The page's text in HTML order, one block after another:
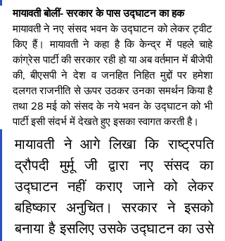
मायावती बोलीं- सरकार के पास उद्घाटन का हक
मायावती ने नए संसद भवन के उद्घाटन को लेकर ट्वीट
किए हैं। मायावती ने कहा है क‍ि केन्द्र में पहले चाहे
कांग्रेस पार्टी की सरकार रही हो या अब वर्तमान में बीजेपी
की, बीएसपी ने देश व जनहित निहित मुद्दों पर हमेशा
दलगत राजनीति से ऊपर उठकर उनका समर्थन किया है
तथा 28 मई को संसद के नये भवन के उद्घाटन को भी
पार्टी इसी संदर्भ में देखते हुए इसका स्वागत करती है।
मायावती ने आगे लिखा कि राष्ट्रपति
द्रौपदी मुर्मू जी द्वारा नए संसद का
उद्घाटन नहीं कराए जाने को लेकर
बहिष्कार अनुचित। सरकार ने इसको
बनाया है इसलिए उसके उद्घाटन का उसे